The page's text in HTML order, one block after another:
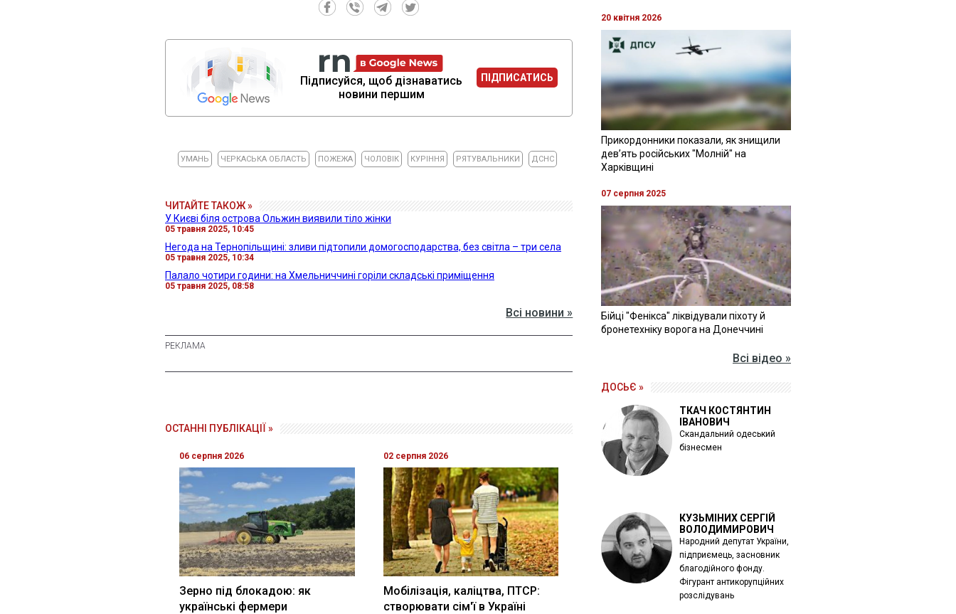
Підписуйся, щоб дізнаватись
новини першим
ПІДПИСАТИСЬ
УМАНЬ ЧЕРКАСЬКА ОБЛАСТЬ ПОЖЕЖА ЧОЛОВІК КУРІННЯ РЯТУВАЛЬНИКИ ДСНС
ЧИТАЙТЕ ТАКОЖ »
У Києві біля острова Ольжин виявили тіло жінки
05 травня 2025, 10:45
Негода на Тернопільщині: зливи підтопили домогосподарства, без світла – три села
05 травня 2025, 10:34
Палало чотири години: на Хмельниччині горіли складські приміщення
05 травня 2025, 08:58
Всі новини »
ОСТАННІ ПУБЛІКАЦІЇ »
06 серпня 2026
Зерно під блокадою: як
українські фермери
02 серпня 2026
Мобілізація, каліцтва, ПТСР:
створювати сім'ї в Україні
20 квітня 2026
Прикордонники показали, як знищили
девʼять російських "Молній" на
Харківщині
07 серпня 2025
Бійці "Фенікса" ліквідували піхоту й
бронетехніку ворога на Донеччині
Всі відео »
ДОСЬЄ »
ТКАЧ КОСТЯНТИН
ІВАНОВИЧ
Скандальний одеський
бізнесмен
КУЗЬМІНИХ СЕРГІЙ
ВОЛОДИМИРОВИЧ
Народний депутат України,
підприємець, засновник
благодійного фонду.
Фігурант антикорупційних
розслідувань